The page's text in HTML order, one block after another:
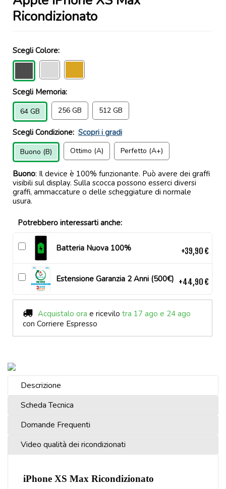
Ricondizionato
Scegli Colore:
Scegli Memoria:
64 GB 256 GB 512 GB
Scegli Condizione: Scopri i gradi
Buono (B) Ottimo (A) Perfetto (A+)
Buono: Il device è 100% funzionante. Può avere dei graffi
visibili sul display. Sulla scocca possono esserci diversi
graffi, ammaccature o delle scheggiature di normale
usura.
Potrebbero interessarti anche:
Batteria Nuova 100% +39,90 €
Estensione Garanzia 2 Anni (500€) +44,90 €
Acquistalo ora e ricevilo tra 17 ago e 24 ago
con Corriere Espresso
Descrizione
Scheda Tecnica
Domande Frequenti
Video qualità dei ricondizionati
iPhone XS Max Ricondizionato